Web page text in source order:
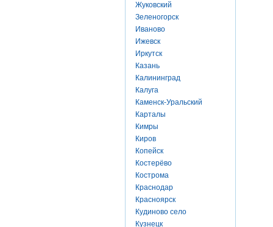
Жуковский
Зеленогорск
Иваново
Ижевск
Иркутск
Казань
Калининград
Калуга
Каменск-Уральский
Карталы
Кимры
Киров
Копейск
Костерёво
Кострома
Краснодар
Красноярск
Кудиново село
Кузнецк